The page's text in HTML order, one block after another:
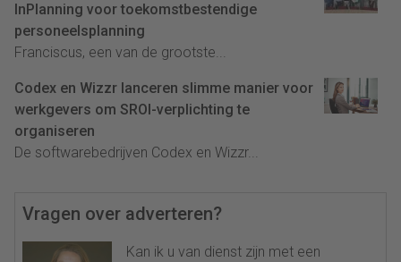
InPlanning voor toekomstbestendige
personeelsplanning
Franciscus, een van de grootste...
Codex en Wizzr lanceren slimme manier voor
werkgevers om SROI-verplichting te
organiseren
De softwarebedrijven Codex en Wizzr...
Vragen over adverteren?
Kan ik u van dienst zijn met een